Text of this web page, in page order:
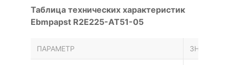
Таблица технических характеристик
Ebmpapst R2E225-AT51-05
ПАРАМЕТР ЗНАЧЕНИЕ